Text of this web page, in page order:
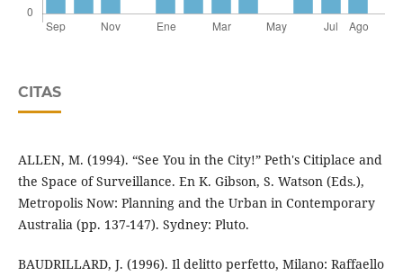
CITAS
ALLEN, M. (1994). “See You in the City!” Peth's Citiplace and
the Space of Surveillance. En K. Gibson, S. Watson (Eds.),
Metropolis Now: Planning and the Urban in Contemporary
Australia (pp. 137-147). Sydney: Pluto.
BAUDRILLARD, J. (1996). Il delitto perfetto, Milano: Raffaello